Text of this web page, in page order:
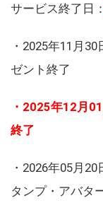
サービス終了日：
・2025年11月
ゼント終了
・2025年12月
終了
・2026年05月
タンプ・アバタ